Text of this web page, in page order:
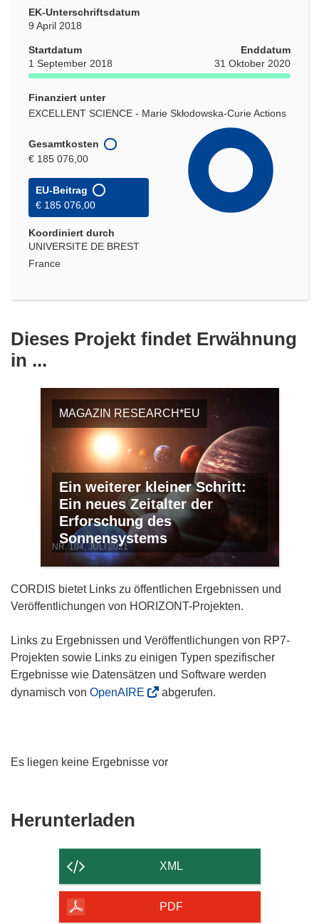
EK-Unterschriftsdatum
9 April 2018
Startdatum
1 September 2018
Enddatum
31 Oktober 2020
Finanziert unter
EXCELLENT SCIENCE - Marie Skłodowska-Curie Actions
Gesamtkosten
€ 185 076,00
EU-Beitrag
€ 185 076,00
Koordiniert durch
UNIVERSITE DE BREST
France
Dieses Projekt findet Erwähnung
in ...
MAGAZIN RESEARCH*EU
Ein weiterer kleiner Schritt:
Ein neues Zeitalter der
Erforschung des
Sonnensystems
NR. 104, JULI 2021
CORDIS bietet Links zu öffentlichen Ergebnissen und
Veröffentlichungen von HORIZONT-Projekten.
Links zu Ergebnissen und Veröffentlichungen von RP7-
Projekten sowie Links zu einigen Typen spezifischer
Ergebnisse wie Datensätzen und Software werden
dynamisch von OpenAIRE abgerufen.
Es liegen keine Ergebnisse vor
Herunterladen
der
Seite
herunterladen
XML
PDF